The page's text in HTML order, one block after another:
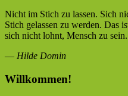
Nicht im Stich zu lassen. Sich
Stich gelassen zu werden. Das
sich nicht lohnt, Mensch zu sein.
— Hilde Domin
Willkommen!